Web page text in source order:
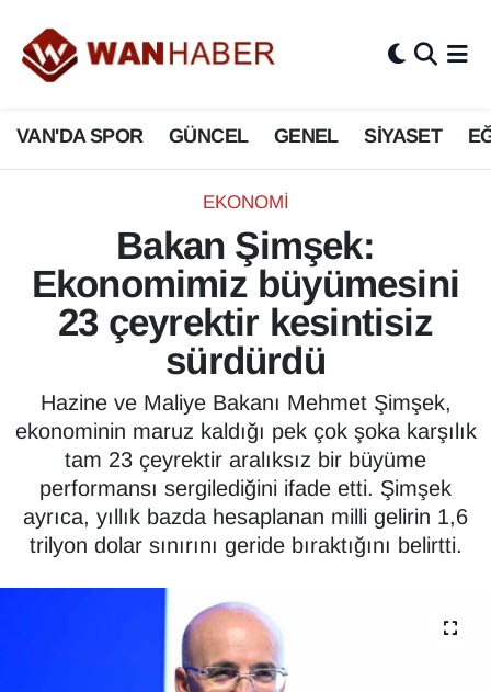
VAN'DA SPOR GÜNCEL GENEL SİYASET
EKONOMİ
Bakan Şimşek:
Ekonomimiz büyümesini
23 çeyrektir kesintisiz
sürdürdü
Hazine ve Maliye Bakanı Mehmet Şimşek,
ekonominin maruz kaldığı pek çok şoka karşılık
tam 23 çeyrektir aralıksız bir büyüme
performansı sergilediğini ifade etti. Şimşek
ayrıca, yıllık bazda hesaplanan milli gelirin 1,6
trilyon dolar sınırını geride bıraktığını belirtti.
3.SAYFA
ASAYİŞ
BİLİM VE TEKNOLOJİ
Biyografi
Bölge Haberleri
Deprem
Dernekler, Odalar
Diğer
DÜNYA
Van Nöbetçi Eczaneler
Van Hava Durumu
Van Namaz Vakitleri
Van Trafik Yoğunluk Haritası
Süper Lig Puan Durumu ve Fikstür
Tüm Manşetler
Son Dakika Haberleri
Haber Arşivi